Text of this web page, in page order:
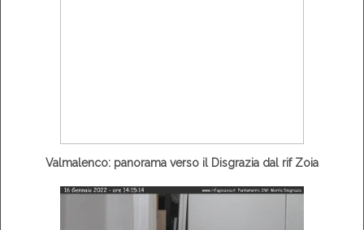
Valmalenco: panorama verso il Disgrazia dal rif Zoia